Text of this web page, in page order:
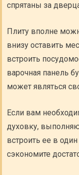
спрятаны за
Плиту вполне
внизу оставить
встроить
варочная панель
может являться
Если вам
духовку,
встроить ее в
сэкономите